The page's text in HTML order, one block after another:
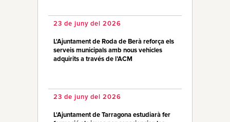
Qui Som
23 de juny del 2026
L'Ajuntament de Roda de Berà reforça els
serveis municipals amb nous vehicles
adquirits a través de l’ACM
23 de juny del 2026
L'Ajuntament de Tarragona estudiarà fer